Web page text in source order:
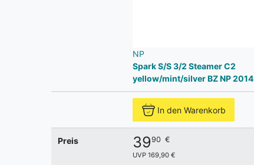
NP
Spark S/S 3/2 Steamer C2
yellow/mint/silver BZ NP 2014
In den Warenkorb
Preis 3990 €
UVP 169,90 €